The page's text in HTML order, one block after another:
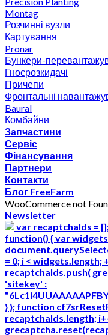
Montag
Розчинні вузли
Картування
Pronar
Бункери-
Гноєрозкидачі
Причепи
Фронтальні
Baural
Комбайни
Запчастини
Сервіс
Фінансування
Партнери
Контакти
Блог FreeFarm
WooCommerce not
Newsletter
var recaptchaIds =
function() { var widgets
= 0; i < widgets.length;
recaptchaIds.push(
'sitekey' :
} }; function
recaptchaIds.length;